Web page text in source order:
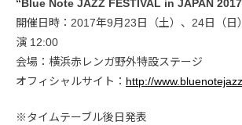
“Blue Note JAZZ FESTIVAL in JAPAN
開催日時：2017年9月23日（土）、24日（
演 12:00
会場：横浜赤レンガ野外特設ステージ
オフィシャルサイト： http://
※タイムテーブル後日発表